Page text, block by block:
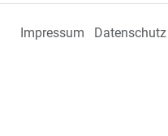
Impressum Datenschutz